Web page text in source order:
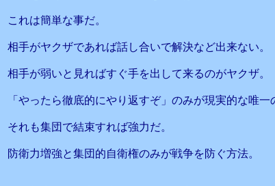
これは簡単な事だ。
相手がヤクザであれば話し合いで解決など出来ない。
相手が弱いと見ればすぐ手を出して来るのがヤクザ。
「やったら徹底的にやり返すぞ」のみが現実的な唯一
それも集団で結束すれば強力だ。
防衛力増強と集団的自衛権のみが戦争を防ぐ方法。